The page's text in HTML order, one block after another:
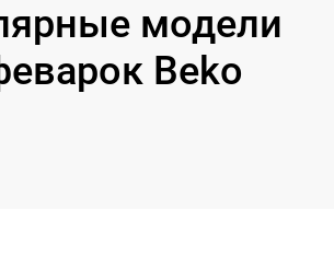
модели
Beko